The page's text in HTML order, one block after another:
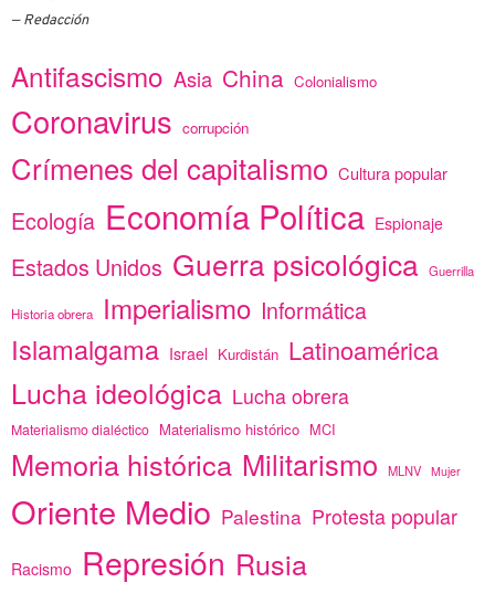
Redacción
Antifascismo Asia China Colonialismo
Coronavirus corrupción
Crímenes del capitalismo Cultura popular
Ecología Economía Política Espionaje
Estados Unidos Guerra psicológica Guerrilla
Historia obrera Imperialismo Informática
Islamalgama Israel Kurdistán Latinoamérica
Lucha ideológica Lucha obrera
Materialismo dialéctico Materialismo histórico MCI
Memoria histórica Militarismo MLNV Mujer
Oriente Medio Palestina Protesta popular
Racismo Represión Rusia